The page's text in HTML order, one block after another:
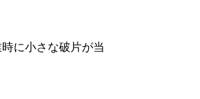
に小さな破片が当